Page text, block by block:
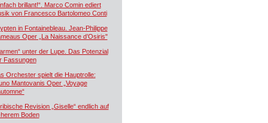
brillant!“. Marco Comin ediert
von Francesco Bartolomeo Conti
in Fontainebleau. Jean-Philippe
Oper „La Naissance d’Osiris"
unter der Lupe. Das Potenzial
Fassungen
Orchester spielt die Hauptrolle:
Mantovanis Oper „Voyage
Revision „Giselle“ endlich auf
Boden